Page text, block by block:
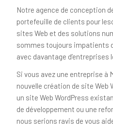
Notre agence de conception
portefeuille de clients pour
sites Web et des solutions
sommes toujours impatients
avec davantage d’entreprises
Si vous avez une entreprise à
nouvelle création de site Web
un site Web WordPress
de développement ou une
nous serions ravis de vous